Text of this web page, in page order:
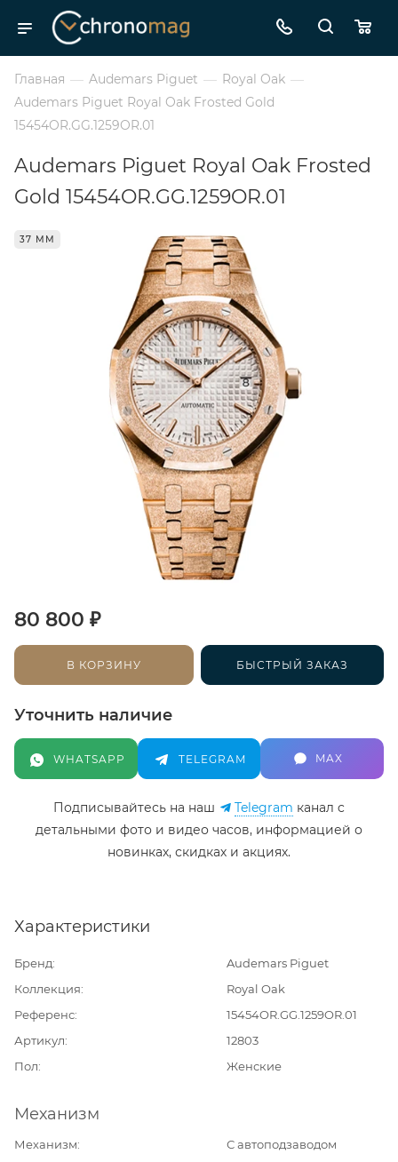
Главная — Audemars Piguet — Royal Oak —
Audemars Piguet Royal Oak Frosted Gold
15454OR.GG.1259OR.01
Audemars Piguet Royal Oak Frosted
Gold 15454OR.GG.1259OR.01
37 ММ
80 800 ₽
В КОРЗИНУ БЫСТРЫЙ ЗАКАЗ
Уточнить наличие
WHATSAPP TELEGRAM MAX
Подписывайтесь на наш Telegram канал c
детальными фото и видео часов, информацией о
новинках, скидках и акциях.
Характеристики
Бренд
Audemars Piguet
Коллекция
Royal Oak
Референс
15454OR.GG.1259OR.01
Артикул
12803
Пол
Женские
Механизм
Механизм
С автоподзаводом